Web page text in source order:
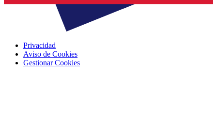
Privacidad
Aviso de Cookies
Gestionar Cookies